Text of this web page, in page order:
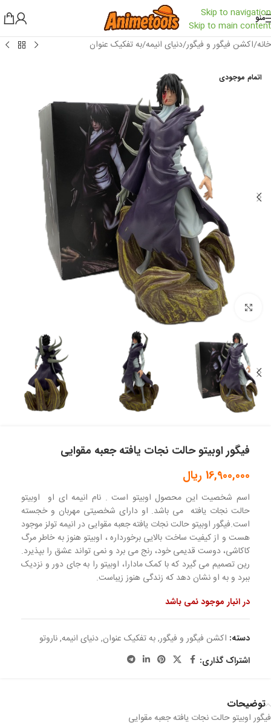
Skip to navigation
Skip to main content
منو
خانه/اکشن فیگور و فیگور/دنیای انیمه/به تفکیک عنوان
اتمام موجودی
بزرگنمایی تصویر
فیگور اوبیتو حالت نجات یافته جعبه مقوایی
16,900,000 ریال
اسم شخصیت این محصول اوبیتو است . نام انیمه ای او اوبیتو
حالت نجات یافته می باشد. او دارای شخصیتی مهربان و خجسته
است.فیگور اوبیتو حالت نجات یافته جعبه مقوایی در انیمه تولز موجود
هست و از کیفیت ساخت بالایی برخورداره ، اوبیتو هنوز به خاطر مرگ
کاکاشی، دوست قدیمی خود، رنج می برد و نمی تواند عشق را بپذیرد.
رین تصمیم می گیرد که با کمک مادارا، اوبیتو را به جای دور و نزدیک
ببرد و به او نشان دهد که زندگی هنوز زیباست.
در انبار موجود نمی باشد
دسته: اکشن فیگور و فیگور,به تفکیک عنوان,دنیای انیمه,ناروتو
اشتراک گذاری:
توضیحات
فیگور اوبیتو حالت نجات یافته جعبه مقوایی